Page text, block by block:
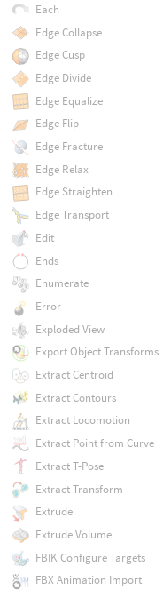
Each
Edge Collapse
Edge Cusp
Edge Divide
Edge Equalize
Edge Flip
Edge Fracture
Edge Relax
Edge Straighten
Edge Transport
Edit
Ends
Enumerate
Error
Exploded View
Export Object Transforms
Extract Centroid
Extract Contours
Extract Locomotion
Extract Point from Curve
Extract T-Pose
Extract Transform
Extrude
Extrude Volume
FBIK Configure Targets
FBX Animation Import